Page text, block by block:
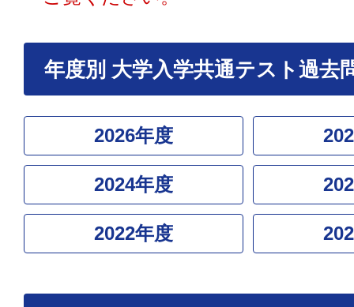
年度別 大学入学共通テスト過去
2026年度
2024年度
2022年度